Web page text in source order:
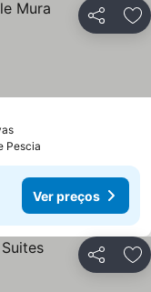
Partilhar
Ver preços
Pescia
Ver preços
Partilhar